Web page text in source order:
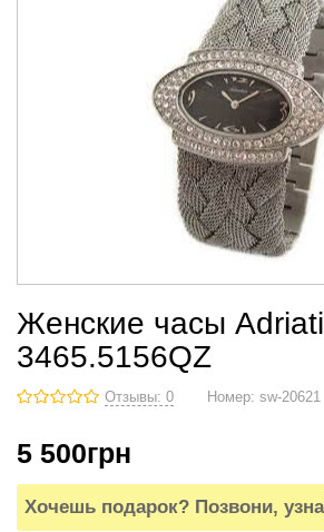
Женские часы
3465.5156QZ
Отзывы: 0 Номер: sw-20621
5 500грн
Хочешь подарок? Позвони,